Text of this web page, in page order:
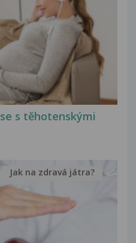
s těhotenskými
Jak na zdravá játra?